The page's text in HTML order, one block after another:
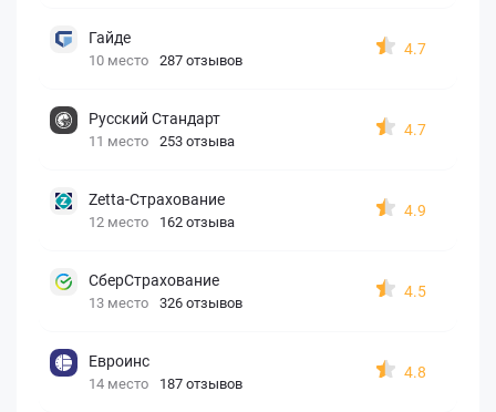
Гайде
10 место 287 отзывов
4.7
Русский Стандарт
11 место 253 отзыва
4.7
Zetta-Страхование
12 место 162 отзыва
4.9
СберСтрахование
13 место 326 отзывов
4.5
Евроинс
14 место 187 отзывов
4.8